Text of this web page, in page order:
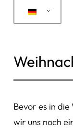
Bevor es in
wir uns noch